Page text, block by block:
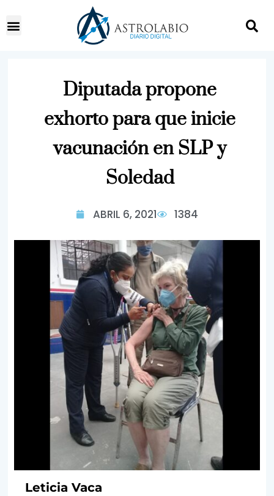
Diputada propone
exhorto para que inicie
vacunación en SLP y
Soledad
ABRIL 6, 2021 1384
Leticia Vaca